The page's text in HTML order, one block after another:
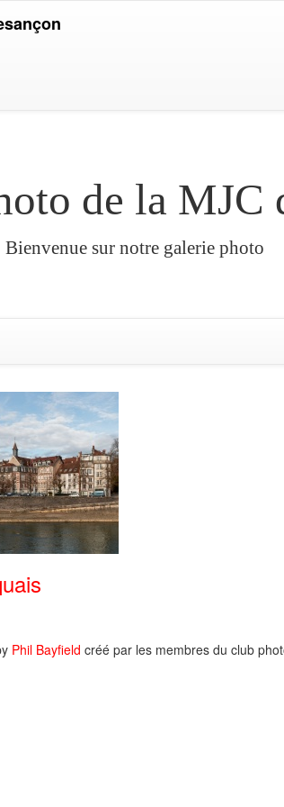
de la MJC
Bienvenue sur notre galerie photo
Phil Bayfield créé par les membres du club